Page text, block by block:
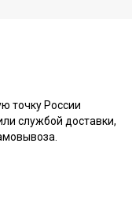
точку России
службой доставки,